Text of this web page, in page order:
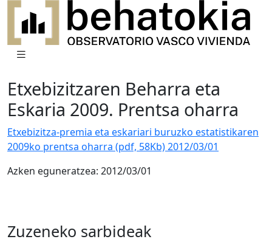
Etxebizitzaren Beharra eta
Eskaria 2009. Prentsa oharra
Etxebizitza-premia eta eskariari buruzko estatistikaren
2009ko prentsa oharra (pdf, 58Kb) 2012/03/01
Azken eguneratzea: 2012/03/01
Zuzeneko sarbideak